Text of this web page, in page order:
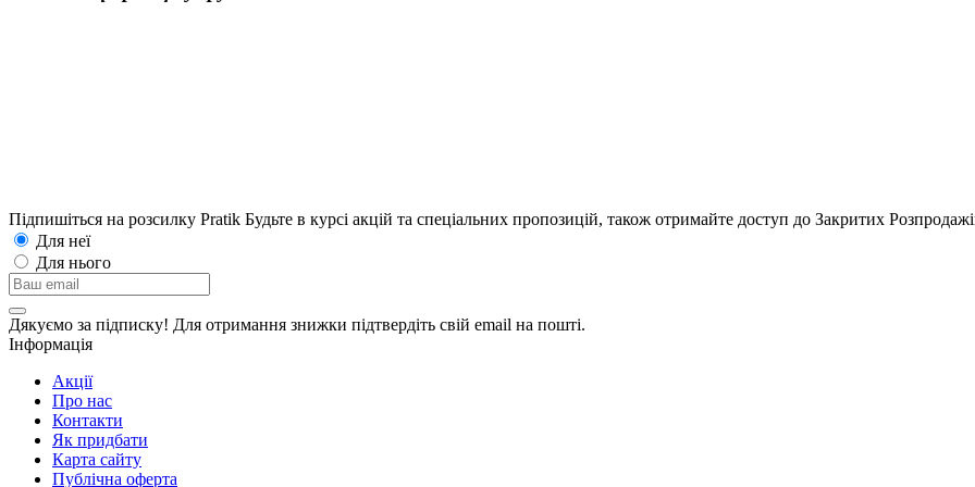
Підпишіться на розсилку Pratik Будьте в курсі акцій та спеціальних пропозицій, також отримайте доступ до Закритих
Для неї
Для нього
Дякуємо за підписку! Для отримання знижки підтвердіть свій email на пошті.
Інформація
Акції
Про нас
Контакти
Як придбати
Карта сайту
Публiчна оферта